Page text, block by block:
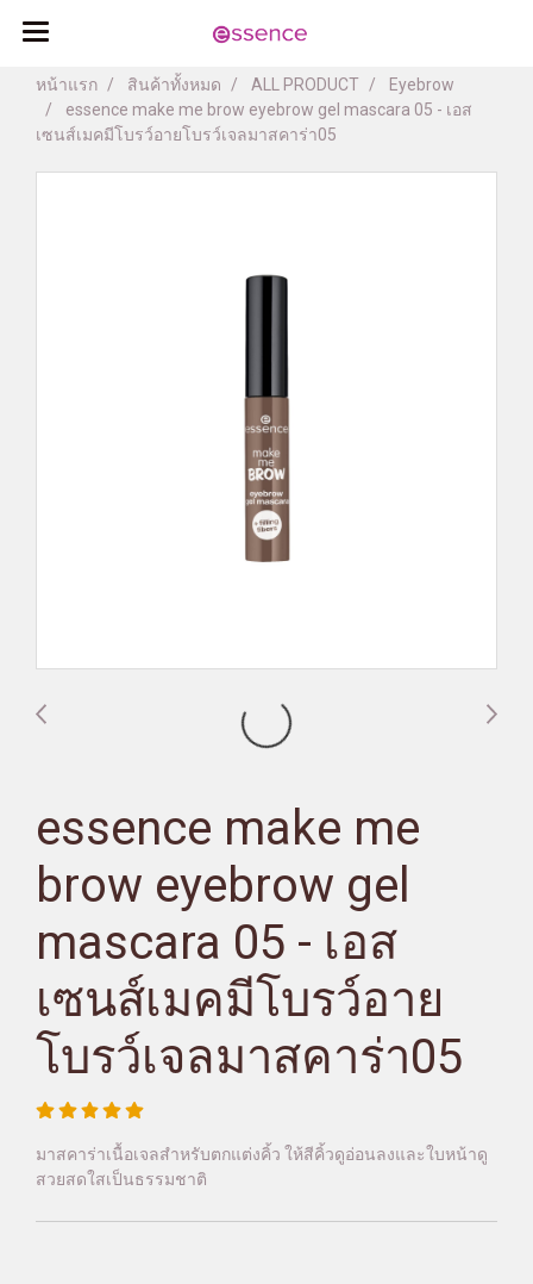
หน้าแรก สินค้าทั้งหมด ALL PRODUCT
Eyebrow
essence make me brow eyebrow gel mascara 05 - เอส
เซนส์เมคมีโบรว์อายโบรว์เจลมาสคาร่า05
essence make me
brow eyebrow gel
mascara 05 - เอส
เซนส์เมคมีโบรว์อาย
โบรว์เจลมาสคาร่า05
มาสคาร่าเนื้อเจลสำหรับตกแต่งคิ้ว ให้สีคิ้วดูอ่อนลงและใบหน้าดู
สวยสดใสเป็นธรรมชาติ